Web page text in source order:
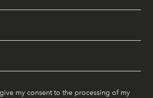
my consent to the processing of my